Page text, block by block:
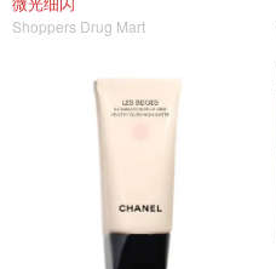
Shoppers Drug Mart